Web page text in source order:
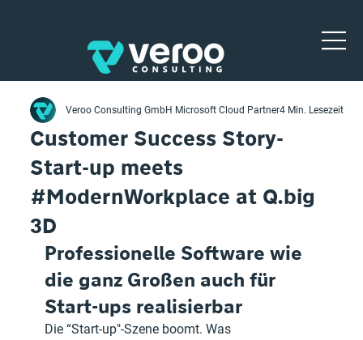
Customer Success Story-
Start-up meets
#ModernWorkplace at Q.big
3D
Veroo Consulting GmbH Microsoft Cloud Partner4 Min. Lesezeit
Professionelle Software wie
die ganz Großen auch für
Start-ups realisierbar
Die “Start-up"-Szene boomt. Was